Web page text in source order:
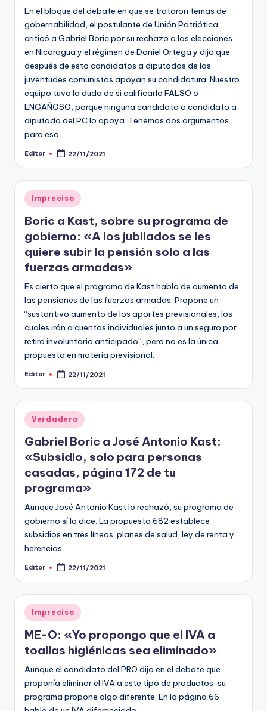
En el bloque del debate en que se trataron temas de
gobernabilidad, el postulante de Unión Patriótica
criticó a Gabriel Boric por su rechazo a las elecciones
en Nicaragua y el régimen de Daniel Ortega y dijo que
después de esto candidatos a diputados de las
juventudes comunistas apoyan su candidatura. Nuestro
equipo tuvo la duda de si calificarlo FALSO o
ENGAÑOSO, porque ninguna candidata o candidato a
diputado del PC lo apoya. Tenemos dos argumentos
para eso.
Publicado
Editor 22/11/2021
Publicado
en
Impreciso
Boric a Kast, sobre su programa de
gobierno: «A los jubilados se les
quiere subir la pensión solo a las
fuerzas armadas»
Es cierto que el programa de Kast habla de aumento de
las pensiones de las fuerzas armadas. Propone un
“sustantivo aumento de los aportes previsionales, los
cuales irán a cuentas individuales junto a un seguro por
retiro involuntario anticipado”, pero no es la única
propuesta en materia previsional.
Publicado
Editor 22/11/2021
Publicado
en
Verdadero
Gabriel Boric a José Antonio Kast:
«Subsidio, solo para personas
casadas, página 172 de tu
programa»
Aunque José Antonio Kast lo rechazó, su programa de
gobierno sí lo dice. La propuesta 682 establece
subsidios en tres líneas: planes de salud, ley de renta y
herencias
Publicado
Editor 22/11/2021
Publicado
en
Impreciso
ME-O: «Yo propongo que el IVA a
toallas higiénicas sea eliminado»
Aunque el candidato del PRO dijo en el debate que
proponía eliminar el IVA a este tipo de productos, su
programa propone algo diferente. En la página 66